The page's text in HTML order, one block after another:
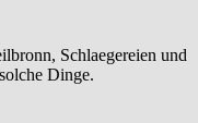
Schlaegereien und
Dinge.